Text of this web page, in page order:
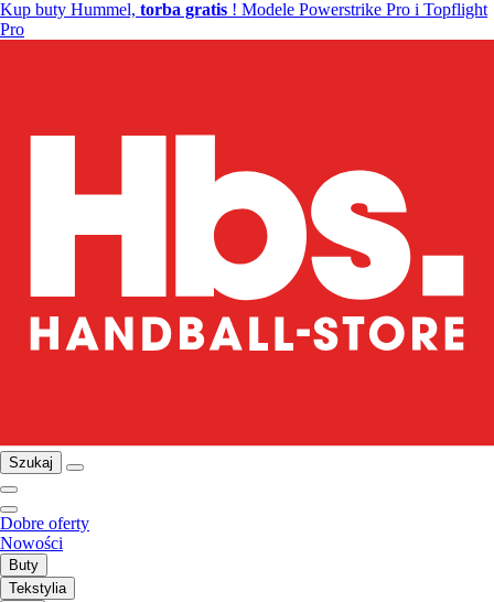
Kup buty Hummel, torba gratis ! Modele Powerstrike Pro i Topflight
Pro
Szukaj
Dobre oferty
Nowości
Buty
Tekstylia